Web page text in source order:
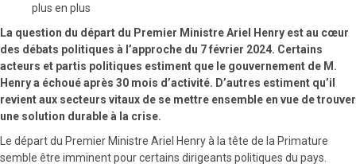
plus en plus
La question du départ du Premier Ministre Ariel Henry est au cœur
des débats politiques à l’approche du 7 février 2024. Certains
acteurs et partis politiques estiment que le gouvernement de M.
Henry a échoué après 30 mois d’activité. D’autres estiment qu’il
revient aux secteurs vitaux de se mettre ensemble en vue de trouver
une solution durable à la crise.
Le départ du Premier Ministre Ariel Henry à la tête de la Primature
semble être imminent pour certains dirigeants politiques du pays.